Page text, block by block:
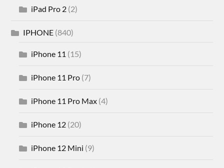
iPad Pro 2 (2)
IPHONE (840)
iPhone 11 (15)
iPhone 11 Pro (7)
iPhone 11 Pro Max (4)
iPhone 12 (20)
iPhone 12 Mini (9)